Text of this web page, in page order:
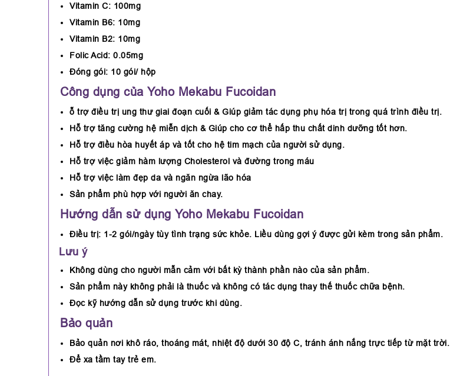
Vitamin C: 100mg
Vitamin B6: 10mg
Vitamin B2: 10mg
Folic Acid: 0.05mg
Đóng gói: 10 gói/ hộp
Công dụng của Yoho Mekabu Fucoidan
ỗ trợ điều trị ung thư giai đoạn cuối & Giúp giảm tác dụng phụ hóa trị trong quá trình điều trị.
Hỗ trợ tăng cường hệ miễn dịch & Giúp cho cơ thể hấp thu chất dinh dưỡng tốt hơn.
Hỗ trợ điều hòa huyết áp và tốt cho hệ tim mạch của người sử dụng.
Hỗ trợ việc giảm hàm lượng Cholesterol và đường trong máu
Hỗ trợ việc làm đẹp da và ngăn ngừa lão hóa
Sản phẩm phù hợp với người ăn chay.
Hướng dẫn sử dụng Yoho Mekabu Fucoidan
Điều trị: 1-2 gói/ngày tùy tình trạng sức khỏe. Liều dùng gợi ý được gửi kèm trong sản phẩm.
Lưu ý
Không dùng cho người mẫn cảm với bất kỳ thành phần nào của sản phẩm.
Sản phẩm này không phải là thuốc và không có tác dụng thay thế thuốc chữa bệnh.
Đọc kỹ hướng dẫn sử dụng trước khi dùng.
Bảo quản
Bảo quản nơi khô ráo, thoáng mát, nhiệt độ dưới 30 độ C, tránh ánh nắng trực tiếp từ mặt trời.
Để xa tầm tay trẻ em.